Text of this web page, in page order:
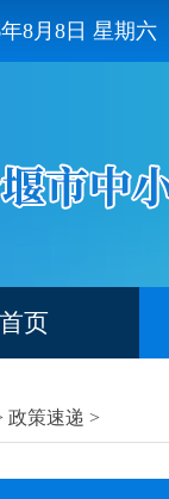
8月8日 星期六
页
政策速递 >